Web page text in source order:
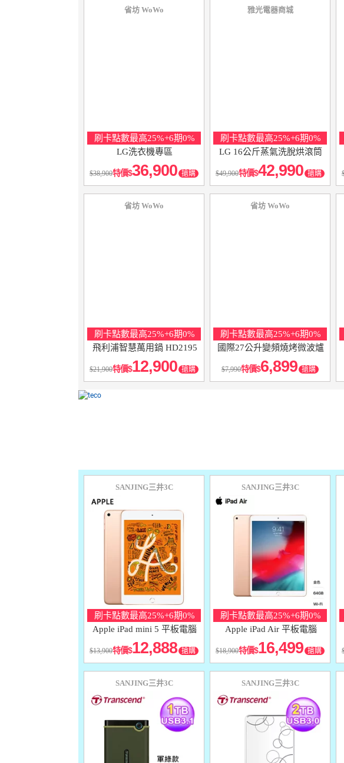
省坊 WoWo
刷卡點數最高25%+6期0%
LG洗衣機專區
38,900特價 36,900 搶購
雅光電器商城
刷卡點數最高25%+6期0%
LG 16公斤蒸氣洗脫烘滾筒
49,900特價 42,990 搶購
省坊 WoWo
刷卡點數最高25%+6期0%
飛利浦智慧萬用鍋 HD2195
21,900特價 12,900 搶購
省坊 WoWo
刷卡點數最高25%+6期0%
國際27公升變頻燒烤微波爐
7,990特價 6,899 搶購
SANJING三井3C
刷卡點數最高25%+6期0%
Apple iPad mini 5 平板電腦
13,900特價 12,888 搶購
SANJING三井3C
刷卡點數最高25%+6期0%
Apple iPad Air 平板電腦
18,900特價 16,499 搶購
SANJING三井3C SANJING三井3C